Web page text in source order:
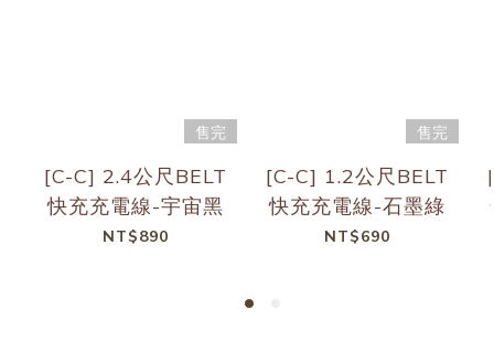
售完
[C-C] 2.4公尺BELT
快充充電線-宇宙黑
NT$890
售完
[C-C] 1.2公尺BELT
快充充電線-石墨綠
NT$690